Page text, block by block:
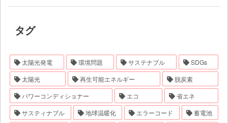
タグ
太陽光発電 環境問題 サステナブル
SDGs
太陽光
再生可能エネルギー
脱炭素
パワーコンディショナー
エコ
省エネ
サスティナブル
地球温暖化 エラーコード
蓄電池